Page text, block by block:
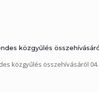
közgyűlés
közgyűlés összehívásáról